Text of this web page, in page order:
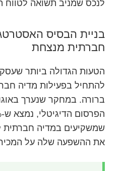
לנכס שמניב תשואה לטווח
בניית הבסיס
חברתית מנצחת
הטעות הגדולה ביותר
להתחיל בפעילות מדיה
שמשקיעים במדיה חברתית
את ההשפעה שלה על